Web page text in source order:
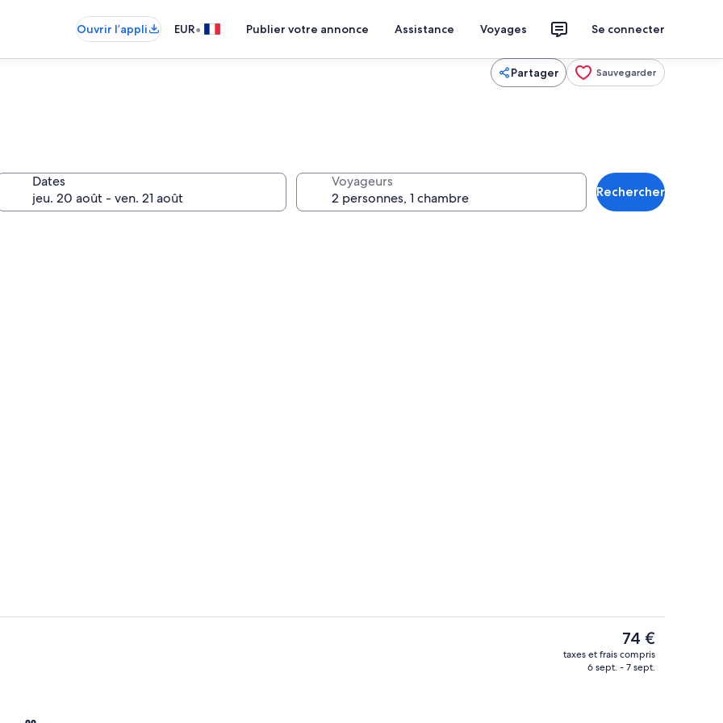
Ouvrir l’appli EUR• Publier votre annonce Assistance Voyages Se connecter
Partager Sauvegarder
Dates Voyageurs
Rechercher
Façade de l’hébergement
Le
prix
actuel
74 €
taxes et frais compris
6 sept. - 7 sept.